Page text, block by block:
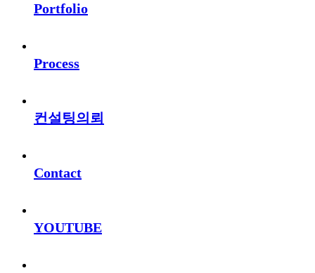
Portfolio
Process
컨설팅의뢰
Contact
YOUTUBE